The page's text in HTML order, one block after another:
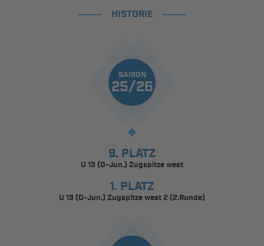
HISTORIE
SAISON
25/26
9. PLATZ
U 13 (D-Jun.) Zugspitze west
1. PLATZ
U 13 (D-Jun.) Zugspitze west 2 (2.Runde)